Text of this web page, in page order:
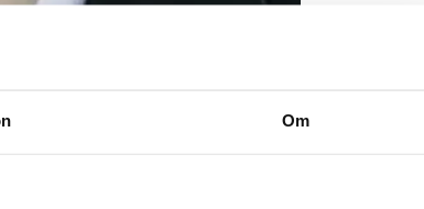
Om
Han har sedan 2008 varit
internationella
a. New York, Hamburg och